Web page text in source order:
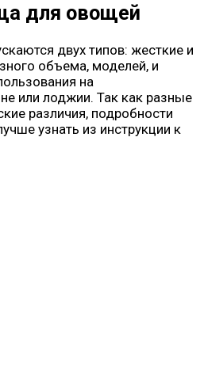
для овощей
двух типов: жесткие и
объема, моделей, и
на
или лоджии. Так как разные
различия, подробности
узнать из инструкции к